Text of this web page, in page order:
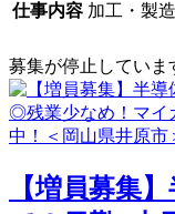
仕事内容 加工・製
募集が停止していま
【増員募集